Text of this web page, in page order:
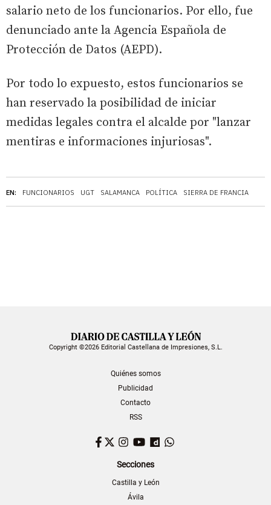
EN: FUNCIONARIOS UGT SALAMANCA POLÍTICA SIERRA DE FRANCIA
salario neto de los funcionarios. Por ello, fue
denunciado ante la Agencia Española de
Protección de Datos (AEPD).
Por todo lo expuesto, estos funcionarios se
han reservado la posibilidad de iniciar
medidas legales contra el alcalde por "lanzar
mentiras e informaciones injuriosas".
Copyright ©2026 Editorial Castellana de Impresiones, S.L.
Quiénes somos
Publicidad
Contacto
RSS
Facebook
TwitterInstagram
YouTubeDailymotion
Secciones
Castilla y León
Ávila